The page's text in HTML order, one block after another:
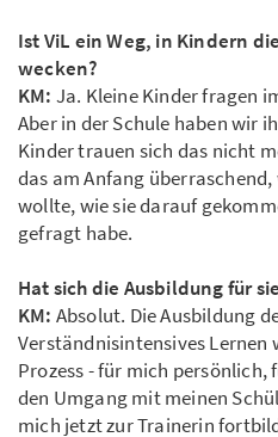
Ist ViL ein Weg, in Kindern
wecken?
KM: Ja. Kleine Kinder fragen
Aber in der Schule haben wir
Kinder trauen sich das nicht
das am Anfang
wollte, wie sie darauf
gefragt habe.
Hat sich die Ausbildung für
KM: Absolut. Die Ausbildung
Verständnisintensives
Prozess - für mich
den Umgang mit meinen
mich jetzt zur Trainerin